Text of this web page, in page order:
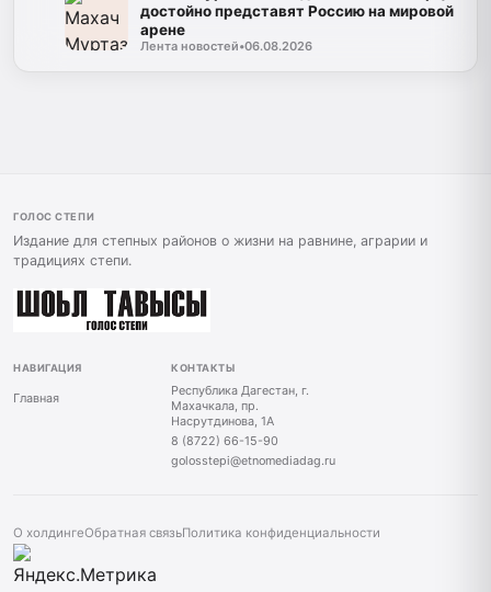
достойно представят Россию на мировой
арене
Лента новостей•06.08.2026
ГОЛОС СТЕПИ
Издание для степных районов о жизни на равнине, аграрии и
традициях степи.
НАВИГАЦИЯ
Главная
КОНТАКТЫ
Республика Дагестан, г.
Махачкала, пр.
Насрутдинова, 1А
8 (8722) 66-15-90
golosstepi@etnomediadag.ru
О холдингеОбратная связьПолитика конфиденциальности